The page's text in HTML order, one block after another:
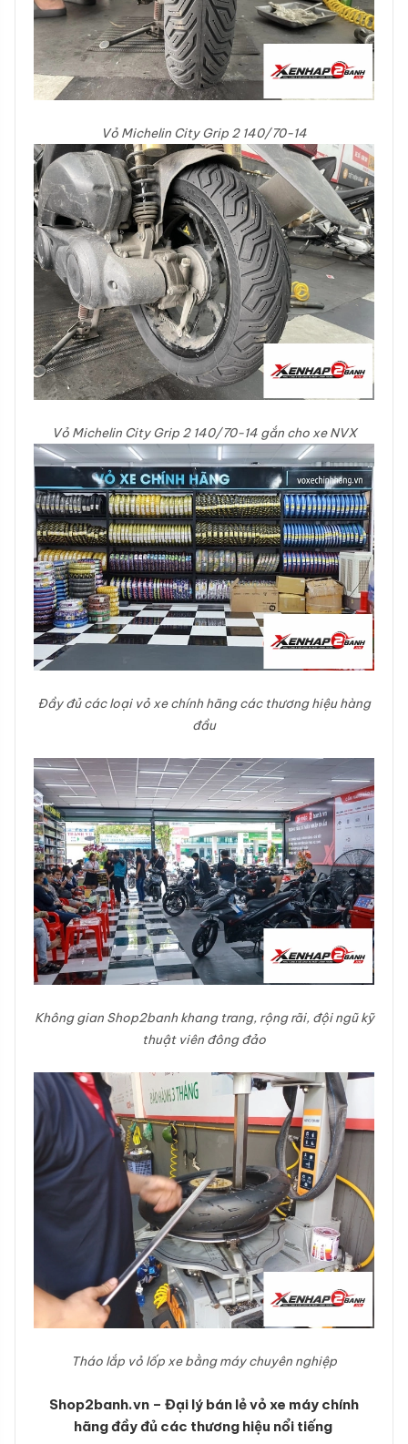
Vỏ Michelin City Grip 2 140/70-14
Vỏ Michelin City Grip 2 140/70-14 gắn cho xe NVX
Đầy đủ các loại vỏ xe chính hãng các thương hiệu hàng
đầu
Không gian Shop2banh khang trang, rộng rãi, đội ngũ kỹ
thuật viên đông đảo
Tháo lắp vỏ lốp xe bằng máy chuyên nghiệp
Shop2banh.vn – Đại lý bán lẻ vỏ xe máy chính
hãng đầy đủ các thương hiệu nổi tiếng